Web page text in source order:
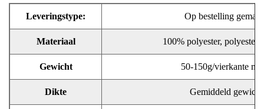
Leveringstype: Op bestelling
Materiaal 100% polyester, polyester
Gewicht 50-150g/vierkante
Dikte Gemiddeld gewicht